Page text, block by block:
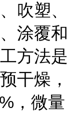
吹塑、
涂覆和
方法是
干燥，
，微量